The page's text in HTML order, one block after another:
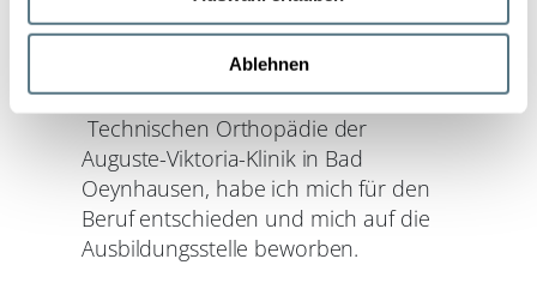
analysieren. Außerdem geben wir Informationen zu Ihrer
Verwendung unserer Website an unsere Partner für
soziale Medien, Werbung und Analysen weiter. Unsere
Partner führen diese Informationen möglicherweise mit
weiteren Daten zusammen, die Sie ihnen bereitgestellt
haben oder die sie im Rahmen Ihrer Nutzung der Dienste
gesammelt haben.
Ablehnen
Durch ihn bin ich auf den Beruf
gekommen. Nach einem
mehrwöchigen, freiwilligen Praktikum
während der Sommerferien in der
Technischen Orthopädie der
Auguste-Viktoria-Klinik in Bad
Oeynhausen, habe ich mich für den
Beruf entschieden und mich auf die
Ausbildungsstelle beworben.